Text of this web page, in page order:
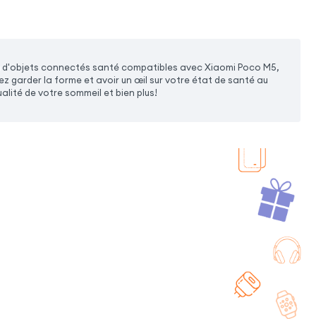
connectés santé compatibles avec Xiaomi Poco M5,
garder la forme et avoir un œil sur votre état de santé au
de votre sommeil et bien plus!